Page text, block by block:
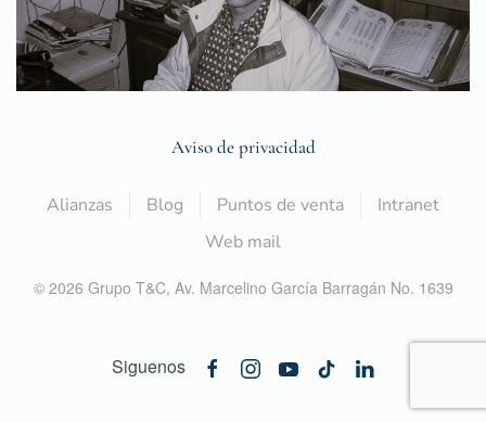
Aviso de privacidad
Alianzas Blog Puntos de venta
Intranet
Web mail
© 2026 Grupo T&C, Av. Marcelino García Barragán No. 1639
Siguenos